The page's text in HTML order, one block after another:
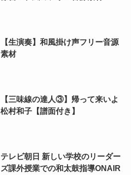
【生演奏】和風掛け声フリー音源
素材
【三味線の達人③】帰って来いよ
松村和子【譜面付き】
テレビ朝日 新しい学校のリーダー
ズ課外授業での和太鼓指導ONAIR